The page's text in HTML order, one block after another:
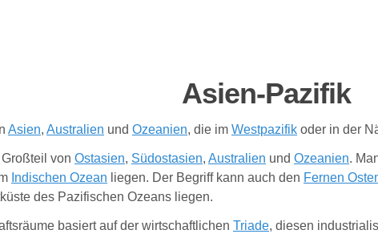
Asien-Pazifik
Asien, Australien und Ozeanien, die im Westpazifik oder in der
von Ostasien, Südostasien, Australien und Ozeanien.
Indischen Ozean liegen. Der Begriff kann auch den Fernen
des Pazifischen Ozeans liegen.
basiert auf der wirtschaftlichen Triade, diesen